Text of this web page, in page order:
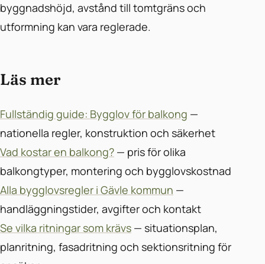
byggnadshöjd, avstånd till tomtgräns och
utformning kan vara reglerade.
Läs mer
Fullständig guide: Bygglov för balkong —
nationella regler, konstruktion och säkerhet
Vad kostar en balkong? — pris för olika
balkongtyper, montering och bygglovskostnad
Alla bygglovsregler i Gävle kommun —
handläggningstider, avgifter och kontakt
Se vilka ritningar som krävs — situationsplan,
planritning, fasadritning och sektionsritning för